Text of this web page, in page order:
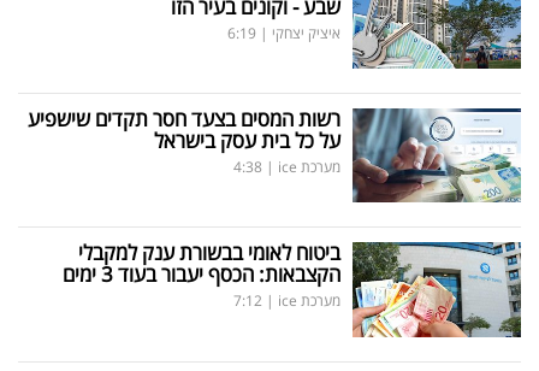
שבע - וקונים בעיר הזו
איציק יצחקי |
6:19
רשות המסים בצעד חסר תקדים שישפיע
על כל בית עסק בישראל
מערכת ice |
4:38
ביטוח לאומי בבשורת ענק למקבלי
הקצבאות: הכסף יעבור בעוד 3 ימים
מערכת ice |
7:12